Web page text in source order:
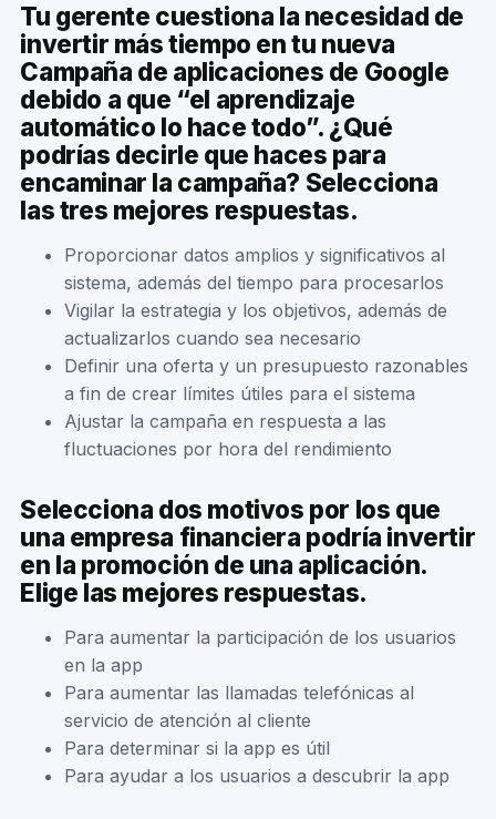
Tu gerente cuestiona la necesidad de
invertir más tiempo en tu nueva
Campaña de aplicaciones de Google
debido a que “el aprendizaje
automático lo hace todo”. ¿Qué
podrías decirle que haces para
encaminar la campaña? Selecciona
las tres mejores respuestas.
Proporcionar datos amplios y significativos al
sistema, además del tiempo para procesarlos
Vigilar la estrategia y los objetivos, además de
actualizarlos cuando sea necesario
Definir una oferta y un presupuesto razonables
a fin de crear límites útiles para el sistema
Ajustar la campaña en respuesta a las
fluctuaciones por hora del rendimiento
Selecciona dos motivos por los que
una empresa financiera podría invertir
en la promoción de una aplicación.
Elige las mejores respuestas.
Para aumentar la participación de los usuarios
en la app
Para aumentar las llamadas telefónicas al
servicio de atención al cliente
Para determinar si la app es útil
Para ayudar a los usuarios a descubrir la app